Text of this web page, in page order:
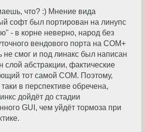
что? :) Мнение вида
софт был портирован на линупс
- в корне неверно, народ без
вендового порта на СОМ+
не смог и под линакс был написан
слой абстракции, фактические
тот самой СОМ. Поэтому,
в перспективе обречена,
дойдёт до стадии
GUI, чем уйдёт тормоза при